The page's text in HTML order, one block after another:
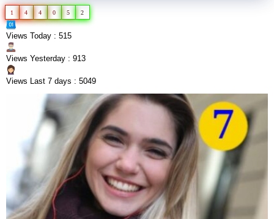
1 4 4 0 5 2
Views Today : 515
Views Yesterday : 913
Views Last 7 days : 5049